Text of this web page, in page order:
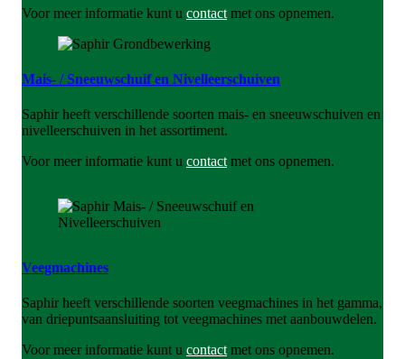
Voor meer informatie kunt u contact met ons opnemen.
Mais- / Sneeuwschuif en Nivelleerschuiven
Saphir heeft verschillende soorten mais- en sneeuwschuiven en
nivelleerschuiven in het assortiment.
Voor meer informatie kunt u contact met ons opnemen.
Veegmachines
Saphir heeft verschillende soorten veegmachines in het gamma,
van driepuntsaansluiting tot veegmachines met aanbouwdelen.
Voor meer informatie kunt u contactmet ons opnemen.